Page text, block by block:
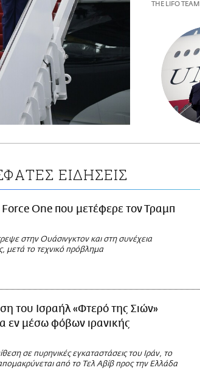
THE LIFO TEAM
ΕΙΔΗΣΕΙΣ
One που μετέφερε τον Τραμπ
στην Ουάσινγκτον και στη συνέχεια
μετά το τεχνικό πρόβλημα
του Ισραήλ «Φτερό της Σιών»
εν μέσω φόβων ιρανικής
σε πυρηνικές εγκαταστάσεις του Ιράν, το
από το Τελ Αβίβ προς την Ελλάδα